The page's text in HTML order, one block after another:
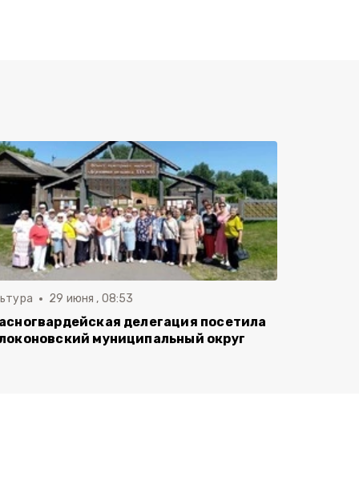
29 июня , 08:53
делегация посетила
муниципальный округ